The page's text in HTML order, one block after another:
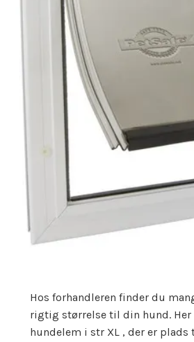
Hos forhandleren finder du
rigtig størrelse til din hund. Her
hundelem i str XL , der er plads